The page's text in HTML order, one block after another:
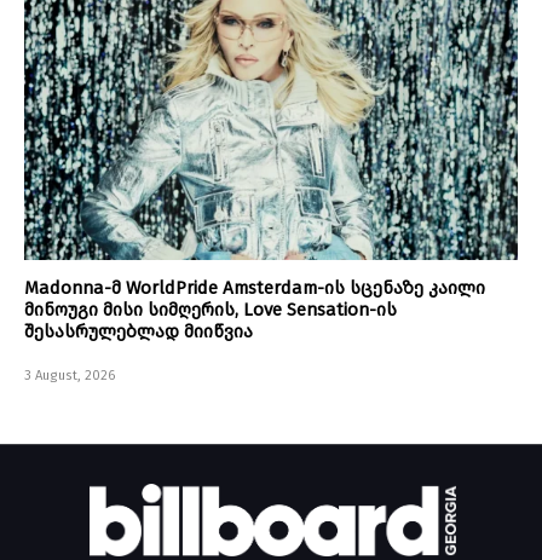
Madonna-მ WorldPride Amsterdam-ის სცენაზე კაილი
მინოუგი მისი სიმღერის, Love Sensation-ის
შესასრულებლად მიიწვია
3 August, 2026